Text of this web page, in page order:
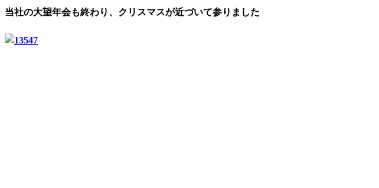
当社の大望年会も終わり、クリスマスが近づいて参りました